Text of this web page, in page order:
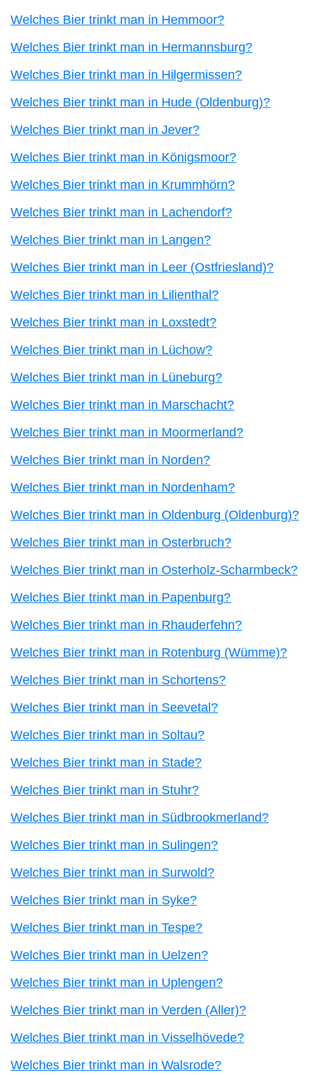
Welches Bier trinkt man in Hemmoor?
Welches Bier trinkt man in Hermannsburg?
Welches Bier trinkt man in Hilgermissen?
Welches Bier trinkt man in Hude (Oldenburg)?
Welches Bier trinkt man in Jever?
Welches Bier trinkt man in Königsmoor?
Welches Bier trinkt man in Krummhörn?
Welches Bier trinkt man in Lachendorf?
Welches Bier trinkt man in Langen?
Welches Bier trinkt man in Leer (Ostfriesland)?
Welches Bier trinkt man in Lilienthal?
Welches Bier trinkt man in Loxstedt?
Welches Bier trinkt man in Lüchow?
Welches Bier trinkt man in Lüneburg?
Welches Bier trinkt man in Marschacht?
Welches Bier trinkt man in Moormerland?
Welches Bier trinkt man in Norden?
Welches Bier trinkt man in Nordenham?
Welches Bier trinkt man in Oldenburg (Oldenburg)?
Welches Bier trinkt man in Osterbruch?
Welches Bier trinkt man in Osterholz-Scharmbeck?
Welches Bier trinkt man in Papenburg?
Welches Bier trinkt man in Rhauderfehn?
Welches Bier trinkt man in Rotenburg (Wümme)?
Welches Bier trinkt man in Schortens?
Welches Bier trinkt man in Seevetal?
Welches Bier trinkt man in Soltau?
Welches Bier trinkt man in Stade?
Welches Bier trinkt man in Stuhr?
Welches Bier trinkt man in Südbrookmerland?
Welches Bier trinkt man in Sulingen?
Welches Bier trinkt man in Surwold?
Welches Bier trinkt man in Syke?
Welches Bier trinkt man in Tespe?
Welches Bier trinkt man in Uelzen?
Welches Bier trinkt man in Uplengen?
Welches Bier trinkt man in Verden (Aller)?
Welches Bier trinkt man in Visselhövede?
Welches Bier trinkt man in Walsrode?